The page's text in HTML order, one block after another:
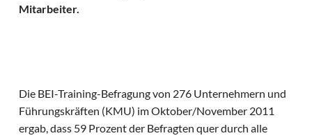
Mitarbeiter.
Die BEI-Training-Befragung von 276 Unternehmern und
Führungskräften (KMU) im Oktober/November 2011
ergab, dass 59 Prozent der Befragten quer durch alle